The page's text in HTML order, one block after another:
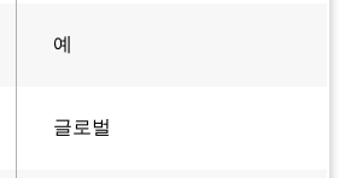
예
글로벌